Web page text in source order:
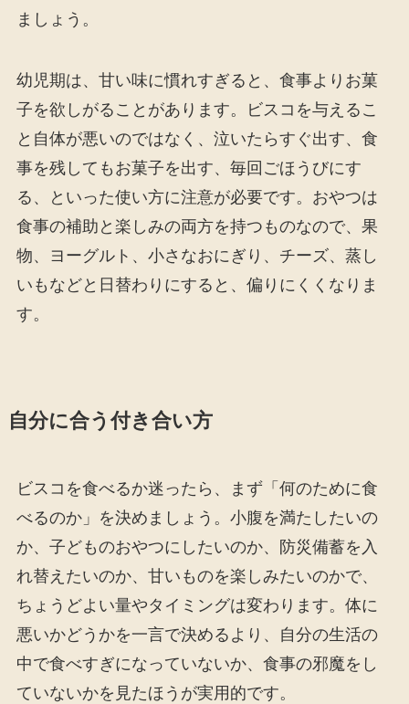
ましょう。
幼児期は、甘い味に慣れすぎると、食事よりお菓
子を欲しがることがあります。ビスコを与えるこ
と自体が悪いのではなく、泣いたらすぐ出す、食
事を残してもお菓子を出す、毎回ごほうびにす
る、といった使い方に注意が必要です。おやつは
食事の補助と楽しみの両方を持つものなので、果
物、ヨーグルト、小さなおにぎり、チーズ、蒸し
いもなどと日替わりにすると、偏りにくくなりま
す。
自分に合う付き合い方
ビスコを食べるか迷ったら、まず「何のために食
べるのか」を決めましょう。小腹を満たしたいの
か、子どものおやつにしたいのか、防災備蓄を入
れ替えたいのか、甘いものを楽しみたいのかで、
ちょうどよい量やタイミングは変わります。体に
悪いかどうかを一言で決めるより、自分の生活の
中で食べすぎになっていないか、食事の邪魔をし
ていないかを見たほうが実用的です。